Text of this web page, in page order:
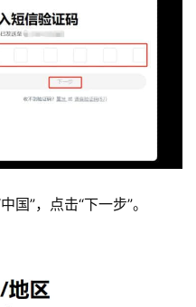
国”，点击“下一步”。